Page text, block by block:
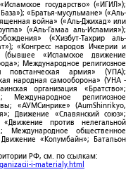
государство» («ИГИЛ»);
«Братья-мусульмане» («Аль-
война» («Аль-Джихад» или
(«Аль-Гамаа аль-Исламия»);
(«Хизбут-Тахрир аль-
«Конгресс народов Ичкерии и
(бывшее «Исламское движение
Международное религиозное
повстанческая армия» (УПА);
народная самооборона» (УНА -
организация «Братство»;
Международное религиозное
«АУМСинрике» (AumShinrikyo,
Движение «Славянский союз»;
против нелегальной
общественное
«Колумбайн»; Батальон
РФ, см. по ссылкам:
i-materialy.html